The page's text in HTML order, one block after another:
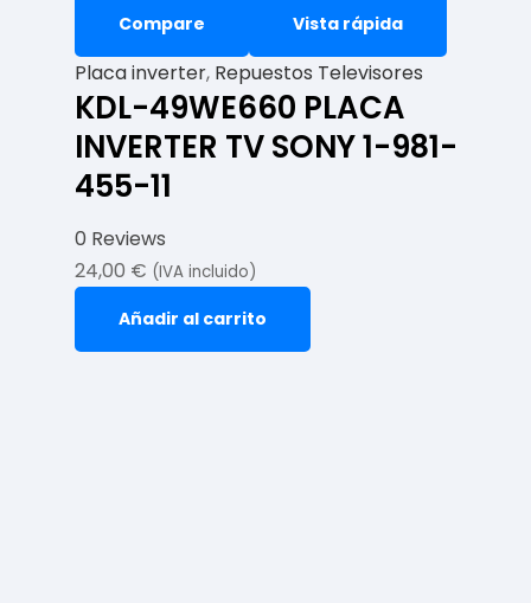
Compare Vista rápida
Placa inverter, Repuestos Televisores
KDL-49WE660 PLACA
INVERTER TV SONY 1-981-
455-11
0 Reviews
24,00 € (IVA incluido)
Añadir al carrito